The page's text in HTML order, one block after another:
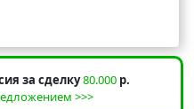
за сделку80.000 р.
>>>